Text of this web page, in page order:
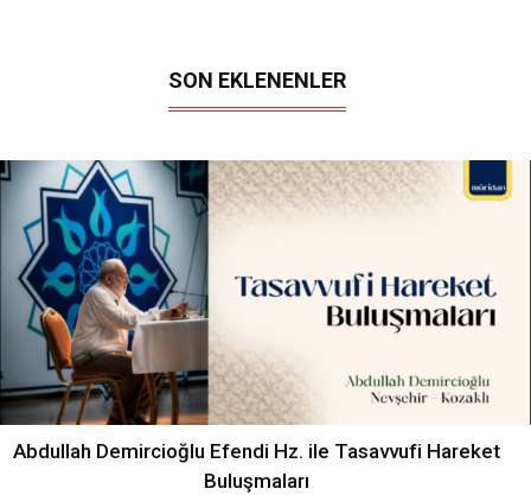
SON EKLENENLER
Abdullah Demircioğlu Efendi Hz. ile Tasavvufi Hareket
Buluşmaları